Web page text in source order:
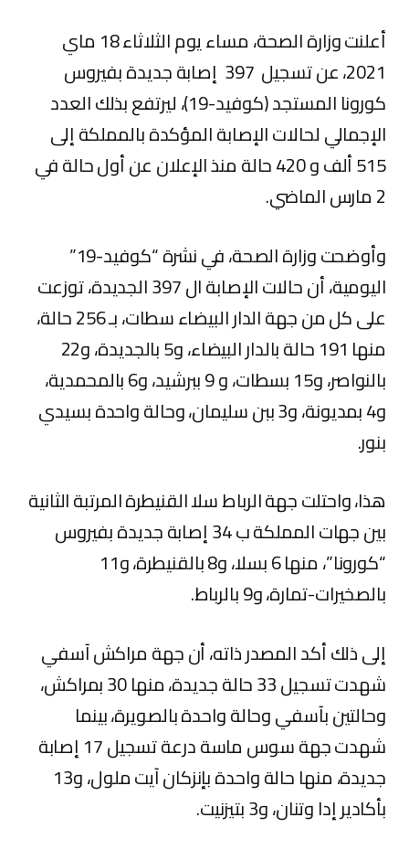
أعلنت وزارة الصحة، مساء يوم الثلاثاء 18 ماي
2021، عن تسجيل 397 إصابة جديدة بفيروس
كورونا المستجد (كوفيد-19)، ليرتفع بذلك العدد
الإجمالي لحالات الإصابة المؤكدة بالمملكة إلى
515 ألف و 420 حالة منذ الإعلان عن أول حالة في
2 مارس الماضي.
وأوضحت وزارة الصحة، في نشرة “كوفيد-19”
اليومية، أن حالات الإصابة ال 397 الجديدة، توزعت
على كل من جهة الدار البيضاء سطات، بـ 256 حالة،
منها 191 حالة بالدار البيضاء، و5 بالجديدة، و22
بالنواصر، و15 بسطات، و 9 ببرشيد، و6 بالمحمدية،
و4 بمديونة، و3 ببن سليمان، وحالة واحدة بسيدي
بنور.
هذا، واحتلت جهة الرباط سلا القنيطرة المرتبة الثانية
بين جهات المملكة ب 34 إصابة جديدة بفيروس
“كورونا”، منها 6 بسلا، و8 بالقنيطرة، و11
بالصخيرات-تمارة، و9 بالرباط.
إلى ذلك أكد المصدر ذاته، أن جهة مراكش آسفي
شهدت تسجيل 33 حالة جديدة، منها 30 بمراكش،
وحالتين بآسفي وحالة واحدة بالصويرة، بينما
شهدت جهة سوس ماسة درعة تسجيل 17 إصابة
جديدة، منها حالة واحدة بإنزكان آيت ملول، و13
بأكادير إدا وتنان، و3 بتيزنيت.